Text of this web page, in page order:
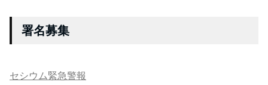
署名募集
セシウム緊急警報